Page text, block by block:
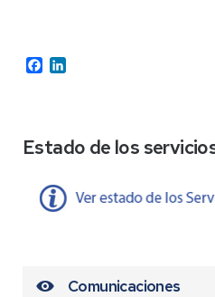
Facebook
Estado de los
Comunicaciones